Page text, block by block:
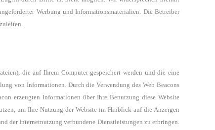
Werbung und Informationsmaterialien. Die Betreiber
die auf Ihrem Computer gespeichert werden und die eine
von Informationen. Durch die Verwendung des Web Beacons
erzeugten Informationen überIhre Benutzung diese Website
um Ihre Nutzung der Website im Hinblick auf die Anzeigen
der Internetnutzung verbundene Dienstleistungen zu erbringen.